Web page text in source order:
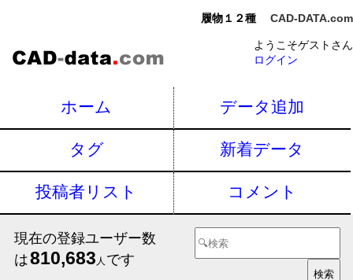
履物１２種 CAD-DATA.com
ようこそゲストさん
ログイン
ホーム データ追加
タグ 新着データ
投稿者リスト コメント
現在の登録ユーザー数
は810,683 人 です